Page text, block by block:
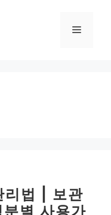
메
리법 | 보관
별 사용가